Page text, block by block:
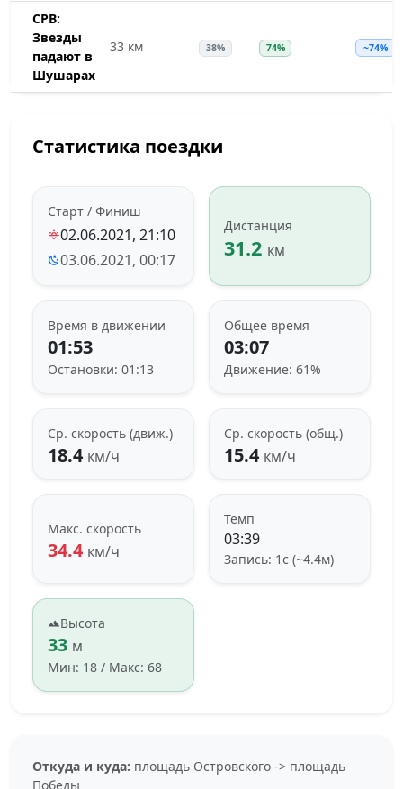
СРВ:
Звезды
падают в
Шушарах
33 км 38% 74% ~74%
Статистика поездки
Старт / Финиш
02.06.2021, 21:10
03.06.2021, 00:17
Дистанция
31.2 км
Время в движении
01:53
Остановки: 01:13
Общее время
03:07
Движение: 61%
Ср. скорость (движ.)
18.4 км/ч
Ср. скорость (общ.)
15.4 км/ч
Макс. скорость
34.4 км/ч
Темп
03:39
Запись: 1с (~4.4м)
Высота
33 м
Мин: 18 / Макс: 68
Откуда и куда: площадь Островского -> площадь
Победы